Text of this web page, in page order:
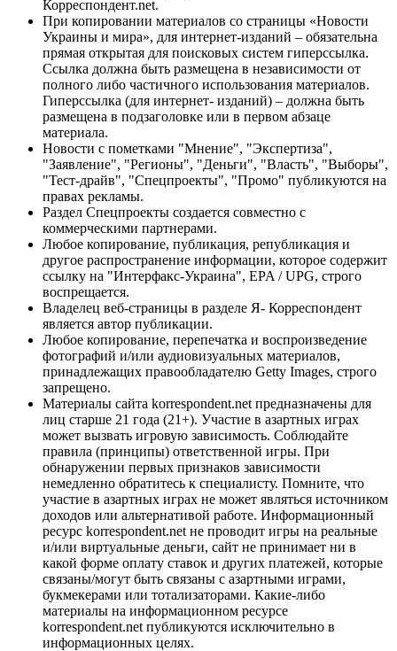
Корреспондент.net.
При копировании материалов со страницы «Новости
Украины и мира», для интернет-изданий – обязательна
прямая открытая для поисковых систем гиперссылка.
Ссылка должна быть размещена в независимости от
полного либо частичного использования материалов.
Гиперссылка (для интернет- изданий) – должна быть
размещена в подзаголовке или в первом абзаце
материала.
Новости с пометками "Мнение", "Экспертиза",
"Заявление", "Регионы", "Деньги", "Власть", "Выборы",
"Тест-драйв", "Спецпроекты", "Промо" публикуются на
правах рекламы.
Раздел Спецпроекты создается совместно с
коммерческими партнерами.
Любое копирование, публикация, републикация и
другое распространение информации, которое содержит
ссылку на "Интерфакс-Украина", EPA / UPG, строго
воспрещается.
Владелец веб-страницы в разделе Я- Корреспондент
является автор публикации.
Любое копирование, перепечатка и воспроизведение
фотографий и/или аудиовизуальных материалов,
принадлежащих правообладателю Getty Images, строго
запрещено.
Материалы сайта korrespondent.net предназначены для
лиц старше 21 года (21+). Участие в азартных играх
может вызвать игровую зависимость. Соблюдайте
правила (принципы) ответственной игры. При
обнаружении первых признаков зависимости
немедленно обратитесь к специалисту. Помните, что
участие в азартных играх не может являться источником
доходов или альтернативой работе. Информационный
ресурс korrespondent.net не проводит игры на реальные
и/или виртуальные деньги, сайт не принимает ни в
какой форме оплату ставок и других платежей, которые
связаны/могут быть связаны с азартными играми,
букмекерами или тотализаторами. Какие-либо
материалы на информационном ресурсе
korrespondent.net публикуются исключительно в
информационных целях.